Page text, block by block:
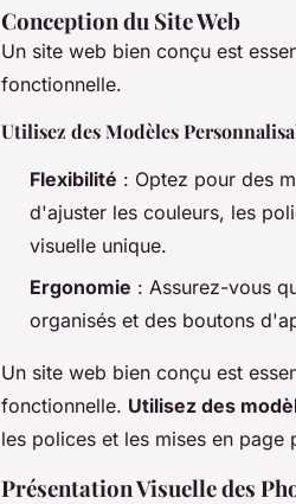
Conception du Site Web
Un site web bien conçu est
fonctionnelle.
Utilisez des Modèles
Flexibilité : Optez pour des
d'ajuster les couleurs, les
visuelle unique.
Ergonomie : Assurez-vous
organisés et des boutons
Un site web bien conçu est
fonctionnelle. Utilisez des
les polices et les mises en
Présentation Visuelle des